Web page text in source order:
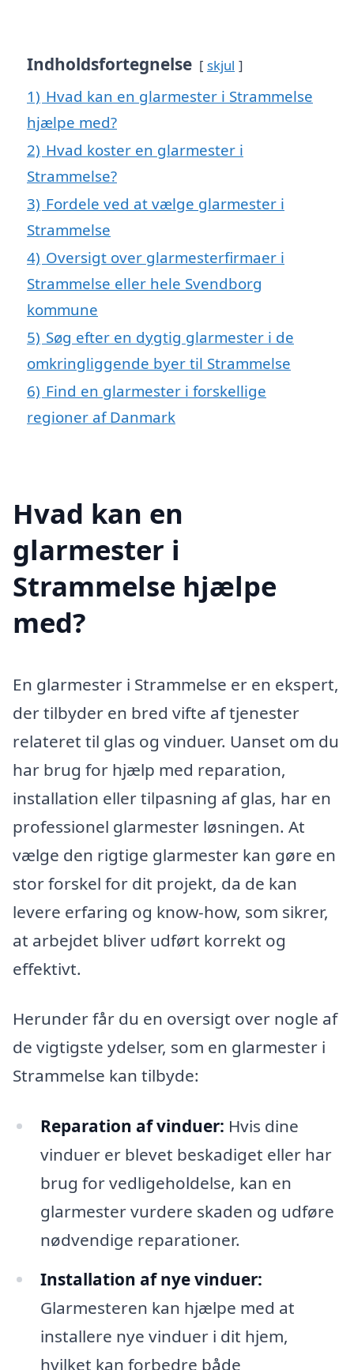
Indholdsfortegnelse skjul
1) Hvad kan en glarmester i Strammelse
hjælpe med?
2) Hvad koster en glarmester i
Strammelse?
3) Fordele ved at vælge glarmester i
Strammelse
4) Oversigt over glarmesterfirmaer i
Strammelse eller hele Svendborg
kommune
5) Søg efter en dygtig glarmester i de
omkringliggende byer til Strammelse
6) Find en glarmester i forskellige
regioner af Danmark
Hvad kan en
glarmester i
Strammelse hjælpe
med?
En glarmester i Strammelse er en ekspert,
der tilbyder en bred vifte af tjenester
relateret til glas og vinduer. Uanset om du
har brug for hjælp med reparation,
installation eller tilpasning af glas, har en
professionel glarmester løsningen. At
vælge den rigtige glarmester kan gøre en
stor forskel for dit projekt, da de kan
levere erfaring og know-how, som sikrer,
at arbejdet bliver udført korrekt og
effektivt.
Herunder får du en oversigt over nogle af
de vigtigste ydelser, som en glarmester i
Strammelse kan tilbyde:
Reparation af vinduer: Hvis dine
vinduer er blevet beskadiget eller har
brug for vedligeholdelse, kan en
glarmester vurdere skaden og udføre
nødvendige reparationer.
Installation af nye vinduer:
Glarmesteren kan hjælpe med at
installere nye vinduer i dit hjem,
hvilket kan forbedre både